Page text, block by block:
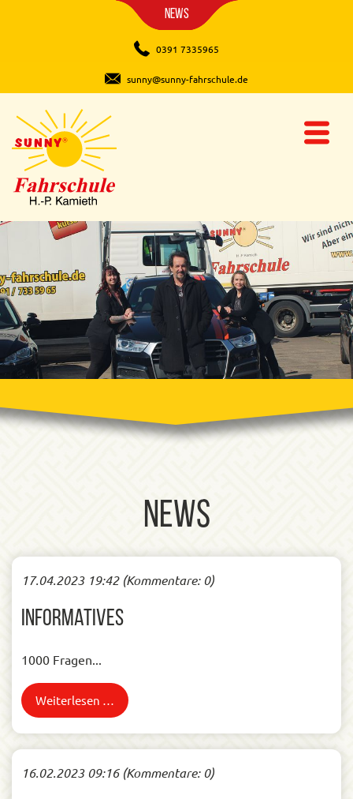
News
0391 7335965
sunny@sunny-fahrschule.de
News
17.04.2023 19:42(Kommentare: 0)
Informatives
1000 Fragen...
Weiterlesen …
16.02.2023 09:16(Kommentare: 0)